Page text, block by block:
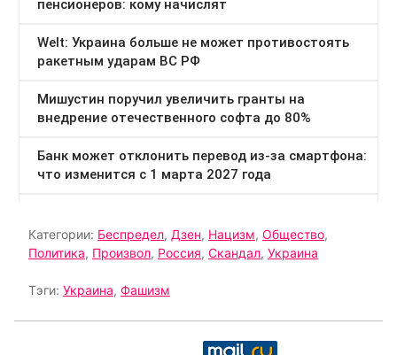
Категории: Беспредел, Дзен, Нацизм, Общество,
Политика, Произвол, Россия, Скандал, Украина
Тэги: Украина, Фашизм